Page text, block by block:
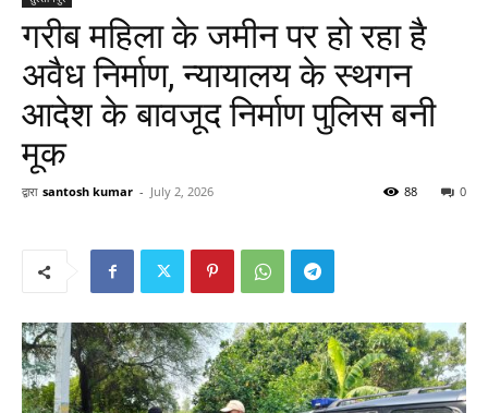
गरीब महिला के जमीन पर हो रहा है
अवैध निर्माण, न्यायालय के स्थगन
आदेश के बावजूद निर्माण पुलिस बनी
मूक
द्वारा santosh kumar - July 2, 2026 0
88